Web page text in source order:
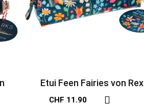
Etui Feen Fairies von Rex
London
CHF 11.90